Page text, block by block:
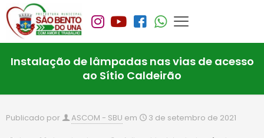
Instalação de lâmpadas nas vias de acesso
ao Sítio Caldeirão
Publicado por ASCOM - SBU em 3 de setembro de 2021